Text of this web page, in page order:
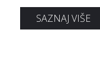
SAZNAJ VIŠE